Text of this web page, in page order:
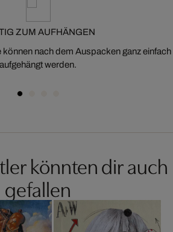
ZUM AUFHÄNGEN
nach dem Auspacken ganz einfach
aufgehängt werden.
könnten dir auch
gefallen